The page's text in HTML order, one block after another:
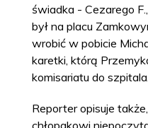
świadka - Cezarego
był na placu
wrobić w pobicie
karetki, którą
komisariatu do szpitala.
Reporter opisuje
chłopakowi